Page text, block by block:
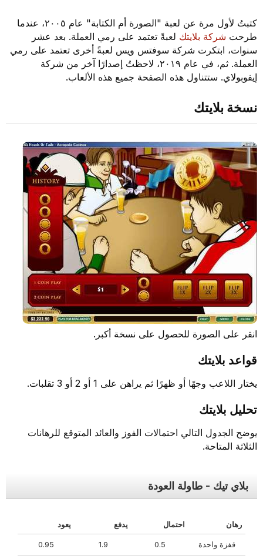
كتبتُ لأول مرة عن لعبة "الصورة أم الكتابة" عام ٢٠٠٥، عندما
طرحتشركة بلايتكلعبةً تعتمد على رمي العملة. بعد عشر
سنوات، ابتكرت شركة سوفتس ويس لعبةً أخرى تعتمد على رمي
العملة. ثم، في عام ٢٠١٩، لاحظتُ إصدارًا آخر من شركة
إيفوبولاي. ستتناول هذه الصفحة جميع هذه الألعاب.
نسخة بلايتك
انقر على الصورة للحصول على نسخة أكبر.
قواعد بلايتك
يختار اللاعب وجهًا أو ظهرًا ثم يراهن على 1 أو 2 أو 3 تقلبات.
تحليل بلايتك
يوضح الجدول التالي احتمالات الفوز والعائد المتوقع للرهانات
الثلاثة المتاحة.
بلاي تيك - طاولة العودة
رهان احتمال يدفع يعود
قفزة واحدة 0.5
1.9
0.95